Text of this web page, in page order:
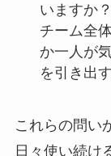
いますか
チーム全
か一人が
を引き出
これらの問い
日々使い続け